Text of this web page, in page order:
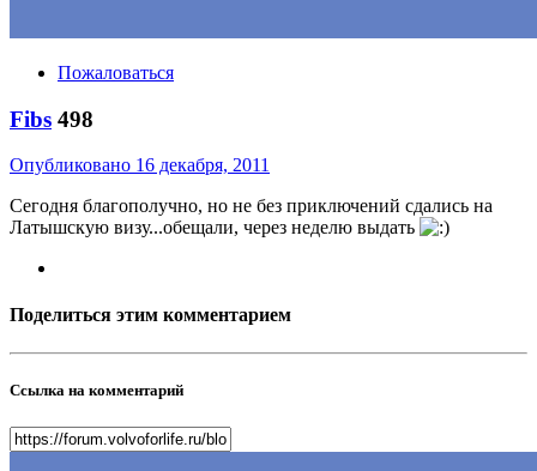
Пожаловаться
Fibs 498
Опубликовано 16 декабря, 2011
Сегодня благополучно, но не без приключений сдались на
Латышскую визу...обещали, через неделю выдать
Поделиться этим комментарием
Ссылка на комментарий